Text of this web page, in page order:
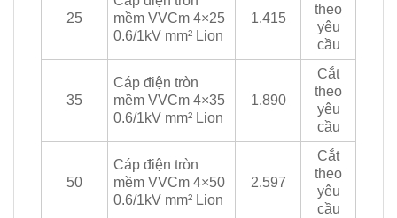
25
mềm VVCm 4×25
0.6/1kV mm² Lion
1.415
theo
yêu
cầu
35
Cáp điện tròn
mềm VVCm 4×35
0.6/1kV mm² Lion
1.890
Cắt
theo
yêu
cầu
50
Cáp điện tròn
mềm VVCm 4×50
0.6/1kV mm² Lion
2.597
Cắt
theo
yêu
cầu